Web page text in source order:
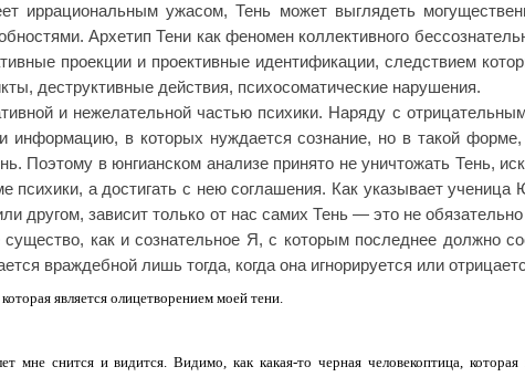
иррациональным ужасом, Тень может выглядеть
Архетип Тени как феномен коллективного
проекции и проективные идентификации, следствием
деструктивные действия, психосоматические нарушения.
и нежелательной частью психики. Наряду с
информацию, в которых нуждается сознание, но в такой форме,
Поэтому в юнгианском анализе принято не уничтожать Тень,
психики, а достигать с нею соглашения. Как указывает
другом, зависит только от нас самих Тень — это не
существо, как и сознательное Я, с которым последнее должно
враждебной лишь тогда, когда она игнорируется или
является олицетворением моей тени.
снится и видится. Видимо, как какая-то черная человекоптица, которая